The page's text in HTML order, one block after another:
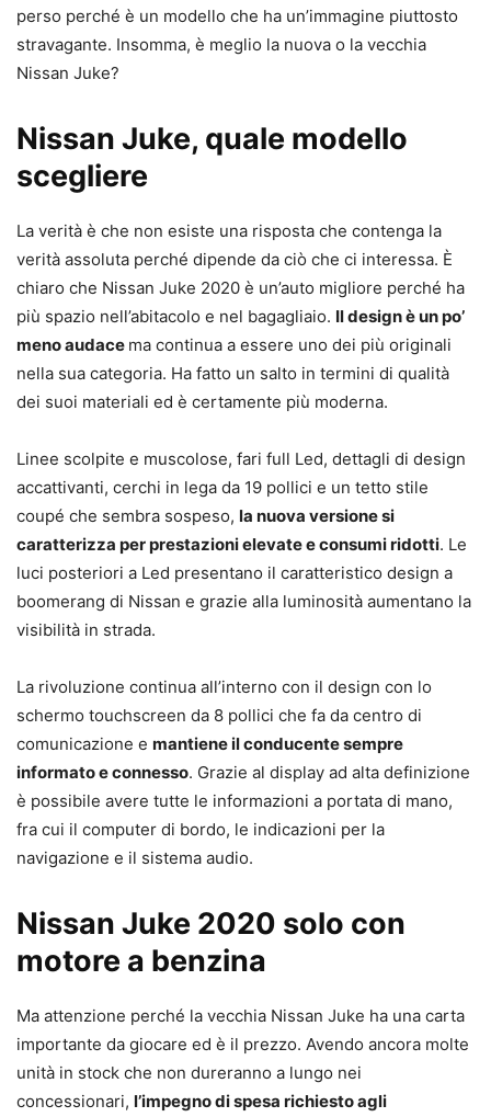
perso perché è un modello che ha un’immagine piuttosto
stravagante. Insomma, è meglio la nuova o la vecchia
Nissan Juke?
Nissan Juke, quale modello
scegliere
La verità è che non esiste una risposta che contenga la
verità assoluta perché dipende da ciò che ci interessa. È
chiaro che Nissan Juke 2020 è un’auto migliore perché ha
più spazio nell’abitacolo e nel bagagliaio. Il design è un po’
meno audace ma continua a essere uno dei più originali
nella sua categoria. Ha fatto un salto in termini di qualità
dei suoi materiali ed è certamente più moderna.
Linee scolpite e muscolose, fari full Led, dettagli di design
accattivanti, cerchi in lega da 19 pollici e un tetto stile
coupé che sembra sospeso, la nuova versione si
caratterizza per prestazioni elevate e consumi ridotti. Le
luci posteriori a Led presentano il caratteristico design a
boomerang di Nissan e grazie alla luminosità aumentano la
visibilità in strada.
La rivoluzione continua all’interno con il design con lo
schermo touchscreen da 8 pollici che fa da centro di
comunicazione e mantiene il conducente sempre
informato e connesso. Grazie al display ad alta definizione
è possibile avere tutte le informazioni a portata di mano,
fra cui il computer di bordo, le indicazioni per la
navigazione e il sistema audio.
Nissan Juke 2020 solo con
motore a benzina
Ma attenzione perché la vecchia Nissan Juke ha una carta
importante da giocare ed è il prezzo. Avendo ancora molte
unità in stock che non dureranno a lungo nei
concessionari, l’impegno di spesa richiesto agli